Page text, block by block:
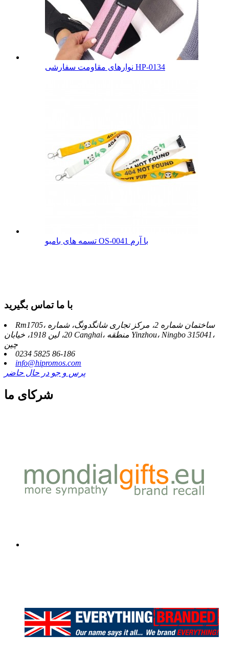
نوارهای مقاومت سفارشی HP-0134
تسمه های بامبو OS-0041 با آرم
با ما تماس بگیرید
Rm1705، ساختمان شماره 2، مرکز تجاری شانگدونگ، شماره
20، لین 1918، خیابان Canghai، منطقه Yinzhou، Ningbo 315041،
چین
0234 5825 86-186
info@hipromos.com
پرس و جو در حال حاضر
شرکای ما